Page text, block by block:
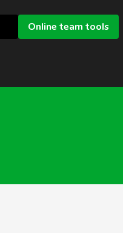
Online team tools